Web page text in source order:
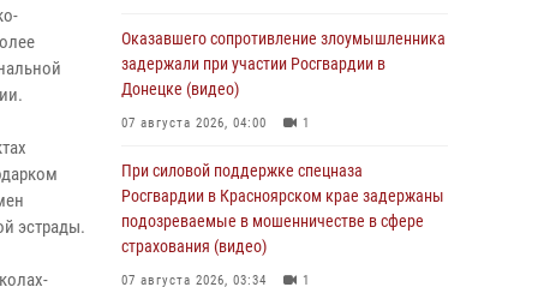
эстрады.
Оказавшего сопротивление злоумышленника
задержали при участии Росгвардии в
Донецке (видео)
07 августа 2026, 04:00 1
При силовой поддержке спецназа
Росгвардии в Красноярском крае задержаны
подозреваемые в мошенничестве в сфере
страхования (видео)
07 августа 2026, 03:34 1